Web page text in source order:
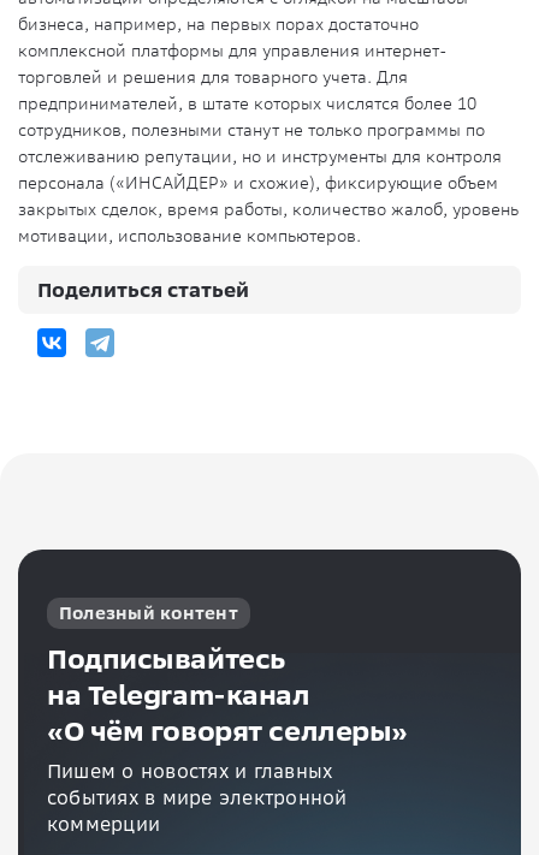
бизнеса, например, на первых порах достаточно
комплексной платформы для управления интернет-
торговлей и решения для товарного учета. Для
предпринимателей, в штате которых числятся более 10
сотрудников, полезными станут не только программы по
отслеживанию репутации, но и инструменты для контроля
персонала («ИНСАЙДЕР» и схожие), фиксирующие объем
закрытых сделок, время работы, количество жалоб, уровень
мотивации, использование компьютеров.
Поделиться статьей
Полезный контент
Подписывайтесь
на Telegram-канал
«О чём говорят селлеры»
Пишем о новостях и главных
событиях в мире электронной
коммерции